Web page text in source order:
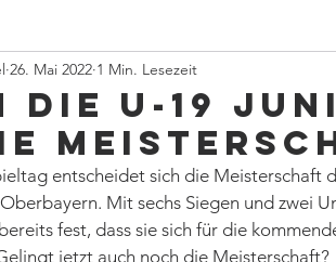
die U-19
26. Mai 2022 1 Min. Lesezeit
entscheidet sich die Meisterschaft
Mit sechs Siegen und zwei
fest, dass sie sich für die
jetzt auch noch die Meisterschaft?